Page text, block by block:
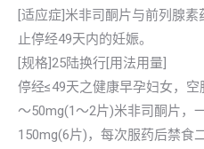
[适应症]米非司酮片与前列腺
止停经49天内的妊娠。
[规格]25陆换行[用法用量]
停经≤49天之健康早孕妇女，
～50mg(1～2片)米非司酮片，
150mg(6片)，每次服药后禁食